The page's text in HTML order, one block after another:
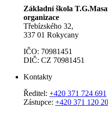
Základní škola
organizace
Třebízského 32,
337 01 Rokycany
IČO: 70981451
DIČ: CZ 70981451
Kontakty
Ředitel: +420 371 724 691
Zástupce: +420 371 120